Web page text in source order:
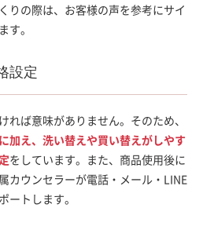
りの際は、お客様の声を参考にサイ
す。
設定
れば意味がありません。そのため、
加え、洗い替えや買い替えがしやす
をしています。また、商品使用後に
カウンセラーが電話・メール・LINE
ートします。